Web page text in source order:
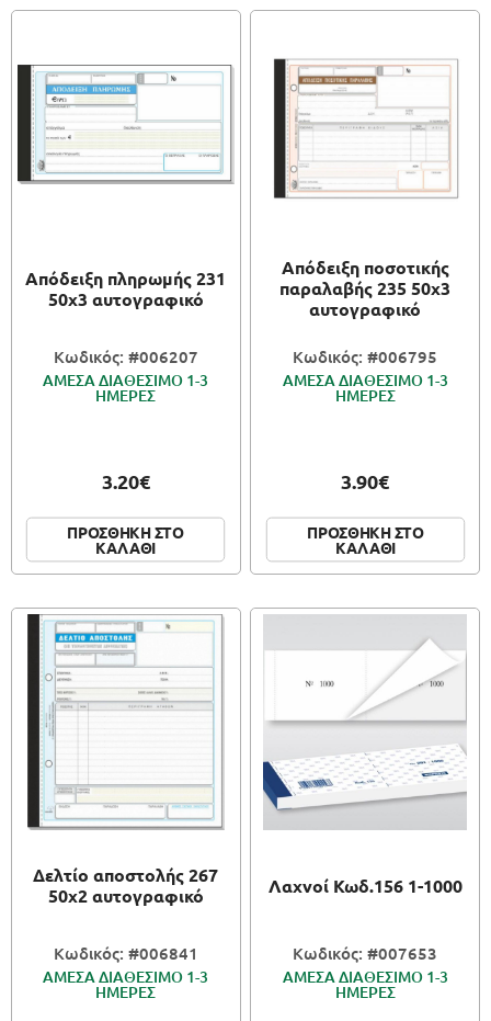
Απόδειξη πληρωμής 231
50x3 αυτογραφικό
Κωδικός: #006207
ΑΜΕΣΑ ΔΙΑΘΕΣΙΜΟ 1-3
ΗΜΕΡΕΣ
3.20€
ΠΡΟΣΘΗΚΗ ΣΤΟ
ΚΑΛΑΘΙ
Απόδειξη ποσοτικής
παραλαβής 235 50x3
αυτογραφικό
Κωδικός: #006795
ΑΜΕΣΑ ΔΙΑΘΕΣΙΜΟ 1-3
ΗΜΕΡΕΣ
3.90€
ΠΡΟΣΘΗΚΗ ΣΤΟ
ΚΑΛΑΘΙ
Δελτίο αποστολής 267
50x2 αυτογραφικό
Κωδικός: #006841
ΑΜΕΣΑ ΔΙΑΘΕΣΙΜΟ 1-3
ΗΜΕΡΕΣ
Λαχνοί Κωδ.156 1-1000
Κωδικός: #007653
ΑΜΕΣΑ ΔΙΑΘΕΣΙΜΟ 1-3
ΗΜΕΡΕΣ